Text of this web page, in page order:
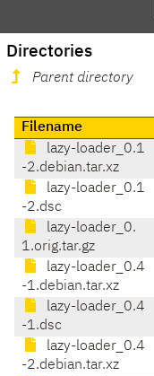
Directories
Parent directory
Filename
lazy-loader_0.1
-2.debian.tar.xz
lazy-loader_0.1
-2.dsc
lazy-loader_0.
1.orig.tar.gz
lazy-loader_0.4
-1.debian.tar.xz
lazy-loader_0.4
-1.dsc
lazy-loader_0.4
-2.debian.tar.xz